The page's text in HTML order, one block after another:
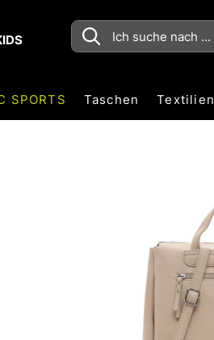
SPORTS Taschen Textilien